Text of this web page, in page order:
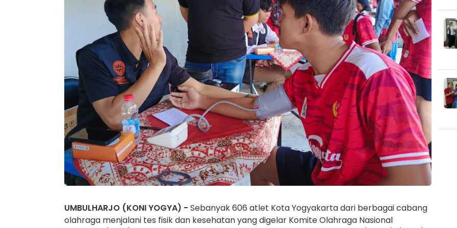
UMBULHARJO (KONI YOGYA) - Sebanyak 606 atlet Kota Yogyakarta dari berbagai cabang
olahraga menjalani tes fisik dan kesehatan yang digelar Komite Olahraga Nasional